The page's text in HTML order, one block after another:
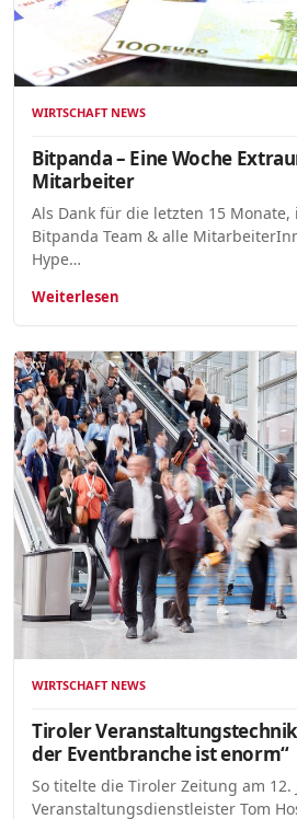
WIRTSCHAFT NEWS
Bitpanda – Eine Woche
Mitarbeiter
Als Dank für die letzten 15 Monate,
Bitpanda Team & alle
Hype…
Weiterlesen
WIRTSCHAFT NEWS
Tiroler
der Eventbranche ist enorm“
So titelte die Tiroler Zeitung am 12.
Veranstaltungsdienstleister Tom